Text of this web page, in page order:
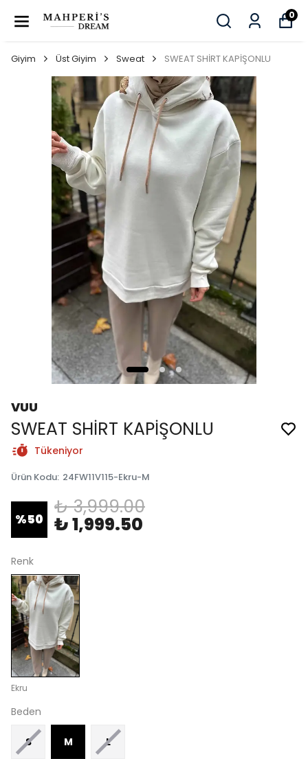
0
Giyim Üst Giyim Sweat SWEAT SHİRT KAPİŞONLU
VUU
SWEAT SHİRT KAPİŞONLU
Tükeniyor
Ürün Kodu: 24FW11V115-Ekru-M
%50
₺ 3,999.00
₺ 1,999.50
Renk
Ekru
Beden
S M L